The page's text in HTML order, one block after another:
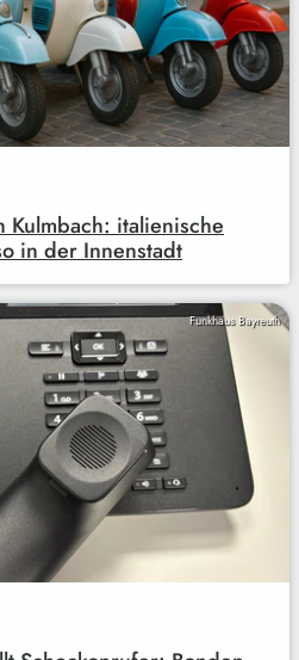
Kulmbach: italienische
in der Innenstadt
Funkhaus Bayreuth